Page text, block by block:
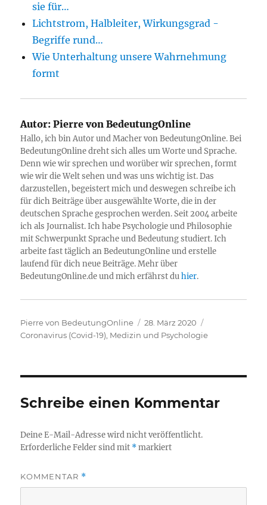
sie für…
Lichtstrom, Halbleiter, Wirkungsgrad -
Begriffe rund…
Wie Unterhaltung unsere Wahrnehmung
formt
Autor: Pierre von BedeutungOnline
Hallo, ich bin Autor und Macher von BedeutungOnline. Bei
BedeutungOnline dreht sich alles um Worte und Sprache.
Denn wie wir sprechen und worüber wir sprechen, formt
wie wir die Welt sehen und was uns wichtig ist. Das
darzustellen, begeistert mich und deswegen schreibe ich
für dich Beiträge über ausgewählte Worte, die in der
deutschen Sprache gesprochen werden. Seit 2004 arbeite
ich als Journalist. Ich habe Psychologie und Philosophie
mit Schwerpunkt Sprache und Bedeutung studiert. Ich
arbeite fast täglich an BedeutungOnline und erstelle
laufend für dich neue Beiträge. Mehr über
BedeutungOnline.de und mich erfährst duhier.
Autor
Pierre von BedeutungOnline
Veröffentlicht
am
28. März 2020
Coronavirus (Covid-19) Medizin und Psychologie
Schreibe einen Kommentar
Deine E-Mail-Adresse wird nicht veröffentlicht.
Erforderliche Felder sind mit *markiert
KOMMENTAR *